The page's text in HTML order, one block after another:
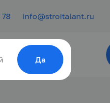
info@stroitalant.ru
Да